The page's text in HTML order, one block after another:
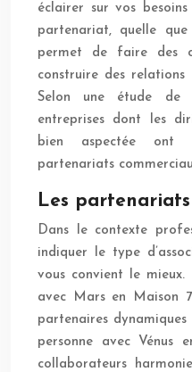
éclairer sur vos
partenariat, quelle
permet de faire des
construire des
Selon une étude de
entreprises dont les
bien aspectée ont
partenariats
Les
Dans le contexte
indiquer le type
vous convient le mieux.
avec Mars en Maison
partenaires
personne avec Vénus
collaborateurs